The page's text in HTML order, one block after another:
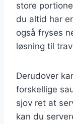
store
du altid har
også fryses
løsning til
Derudover
forskellige
sjov ret at
kan du